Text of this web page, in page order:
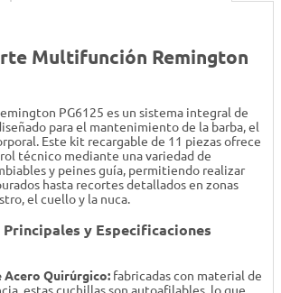
Multifunción Remington
PG6125 es un sistema integral de
para el mantenimiento de la barba, el
Este kit recargable de 11 piezas ofrece
técnico mediante una variedad de
y peines guía, permitiendo realizar
hasta recortes detallados en zonas
el cuello y la nuca.
y Especificaciones
Acero Quirúrgico: fabricadas con material de